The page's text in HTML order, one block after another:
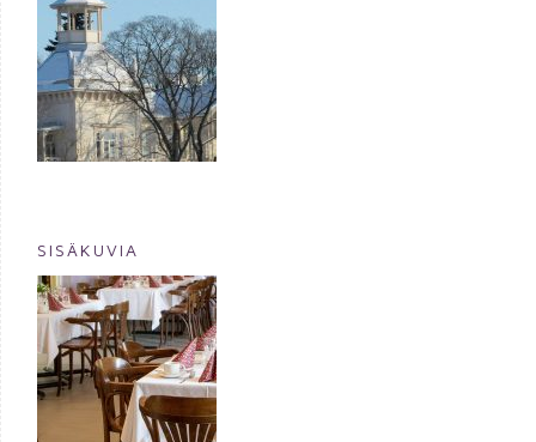
SISÄKUVIA